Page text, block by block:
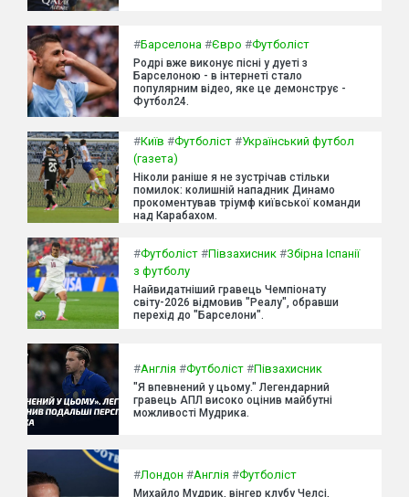
#Барселона #Євро #Футболіст
Родрі вже виконує пісні у дуеті з
Барселоною - в інтернеті стало
популярним відео, яке це демонструє -
Футбол24.
#Київ #Футболіст #Український футбол
(газета)
Ніколи раніше я не зустрічав стільки
помилок: колишній нападник Динамо
прокоментував тріумф київської команди
над Карабахом.
#Футболіст #Півзахисник #Збірна Іспанії
з футболу
Найвидатніший гравець Чемпіонату
світу-2026 відмовив "Реалу", обравши
перехід до "Барселони".
#Англія #Футболіст #Півзахисник
"Я впевнений у цьому." Легендарний
гравець АПЛ високо оцінив майбутні
можливості Мудрика.
#Лондон #Англія #Футболіст
Михайло Мудрик, вінгер клубу Челсі,